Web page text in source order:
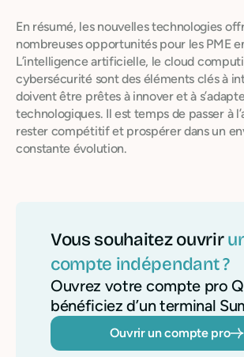
En résumé, les nouvelles technologies
nombreuses opportunités pour les PME
L’intelligence artificielle, le cloud
cybersécurité sont des éléments clés à
doivent être prêtes à innover et à
technologiques. Il est temps de passer à
rester compétitif et prospérer dans un
constante évolution.
Vous souhaitez ouvrir
compte indépendant ?
Ouvrez votre compte pro
bénéficiez d’un terminal
Ouvrir un compte pro